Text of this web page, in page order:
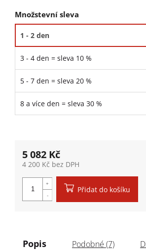
Množstevní sleva
1 - 2 den
3 - 4 den = sleva 10 %
5 - 7 den = sleva 20 %
8 a více den = sleva 30 %
5 082 Kč
4 200 Kč bez DPH
Přidat do košíku
Popis Podobné (7)